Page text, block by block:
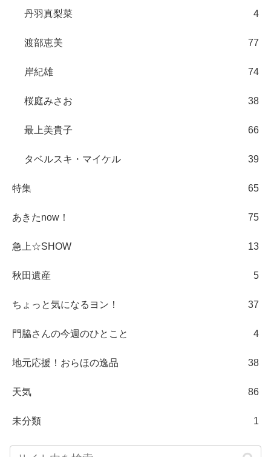
丹羽真梨菜 4
渡部恵美 77
岸紀雄 74
桜庭みさお 38
最上美貴子 66
タベルスキ・マイケル 39
特集 65
あきたnow！ 75
急上☆SHOW 13
秋田遺産 5
ちょっと気になるヨン！ 37
門脇さんの今週のひとこと 4
地元応援！おらほの逸品 38
天気 86
未分類 1